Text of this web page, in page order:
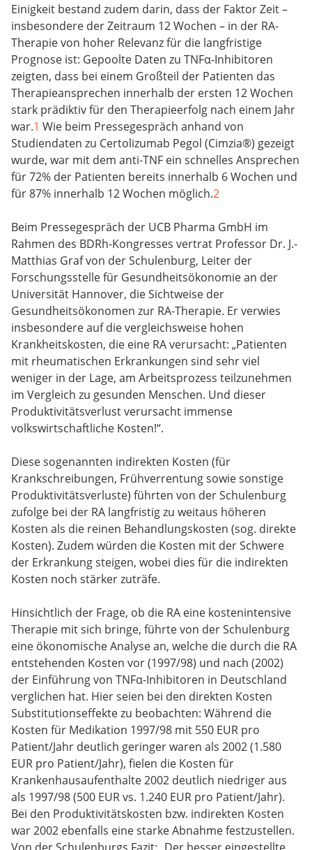
Einigkeit bestand zudem darin, dass der Faktor Zeit –
insbesondere der Zeitraum 12 Wochen – in der RA-
Therapie von hoher Relevanz für die langfristige
Prognose ist: Gepoolte Daten zu TNFα-Inhibitoren
zeigten, dass bei einem Großteil der Patienten das
Therapieansprechen innerhalb der ersten 12 Wochen
stark prädiktiv für den Therapieerfolg nach einem Jahr
war.1 Wie beim Pressegespräch anhand von
Studiendaten zu Certolizumab Pegol (Cimzia®) gezeigt
wurde, war mit dem anti-TNF ein schnelles Ansprechen
für 72% der Patienten bereits innerhalb 6 Wochen und
für 87% innerhalb 12 Wochen möglich.2
Beim Pressegespräch der UCB Pharma GmbH im
Rahmen des BDRh-Kongresses vertrat Professor Dr. J.-
Matthias Graf von der Schulenburg, Leiter der
Forschungsstelle für Gesundheitsökonomie an der
Universität Hannover, die Sichtweise der
Gesundheitsökonomen zur RA-Therapie. Er verwies
insbesondere auf die vergleichsweise hohen
Krankheitskosten, die eine RA verursacht: „Patienten
mit rheumatischen Erkrankungen sind sehr viel
weniger in der Lage, am Arbeitsprozess teilzunehmen
im Vergleich zu gesunden Menschen. Und dieser
Produktivitätsverlust verursacht immense
volkswirtschaftliche Kosten!“.
Diese sogenannten indirekten Kosten (für
Krankschreibungen, Frühverrentung sowie sonstige
Produktivitätsverluste) führten von der Schulenburg
zufolge bei der RA langfristig zu weitaus höheren
Kosten als die reinen Behandlungskosten (sog. direkte
Kosten). Zudem würden die Kosten mit der Schwere
der Erkrankung steigen, wobei dies für die indirekten
Kosten noch stärker zuträfe.
Hinsichtlich der Frage, ob die RA eine kostenintensive
Therapie mit sich bringe, führte von der Schulenburg
eine ökonomische Analyse an, welche die durch die RA
entstehenden Kosten vor (1997/98) und nach (2002)
der Einführung von TNFα-Inhibitoren in Deutschland
verglichen hat. Hier seien bei den direkten Kosten
Substitutionseffekte zu beobachten: Während die
Kosten für Medikation 1997/98 mit 550 EUR pro
Patient/Jahr deutlich geringer waren als 2002 (1.580
EUR pro Patient/Jahr), fielen die Kosten für
Krankenhausaufenthalte 2002 deutlich niedriger aus
als 1997/98 (500 EUR vs. 1.240 EUR pro Patient/Jahr).
Bei den Produktivitätskosten bzw. indirekten Kosten
war 2002 ebenfalls eine starke Abnahme festzustellen.